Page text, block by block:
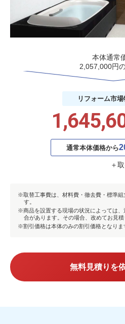
本体通常
2,057,000円
リフォーム市場
通常本体価格から
＋
取替工事費は、材料費・徹去費・標準
す。
商品を設置する現場の状況によっては
合があります。その場合、改めてお見積
割引価格は本体のみの割引価格となりま
無料見積りを